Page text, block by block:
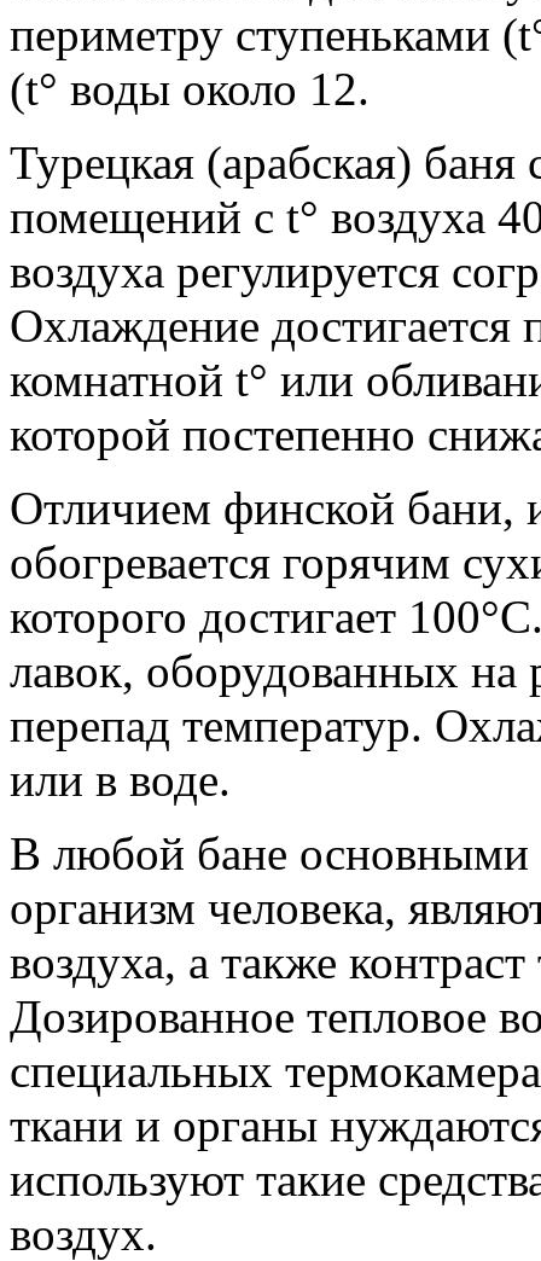
периметру ступеньками
(t° воды около 12.
Турецкая (арабская)
помещений с t° воздуха
воздуха регулируется
Охлаждение
комнатной t° или
которой постепенно
Отличием финской бани,
обогревается горячим
которого достигает
лавок, оборудованных на
перепад температур.
или в воде.
В любой бане
организм человека,
воздуха, а также
Дозированное тепловое
специальных
ткани и органы
используют такие
воздух.